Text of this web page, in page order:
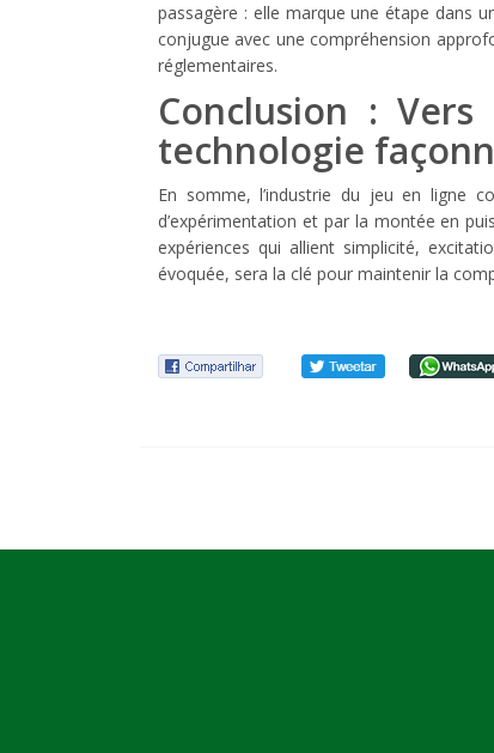
passagère : elle marque une étape dans
conjugue avec une compréhension
réglementaires.
Conclusion :
technologie
En somme, l’industrie du jeu en ligne
d’expérimentation et par la montée en
expériences qui allient simplicité,
évoquée, sera la clé pour maintenir la